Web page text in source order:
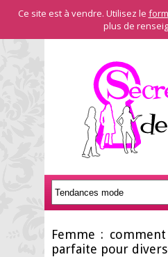
Ce site est à vendre. Utilisez le
plus de
Femme :
parfaite pour